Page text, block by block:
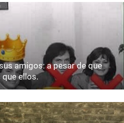
amigos: a pesar de que
que ellos.